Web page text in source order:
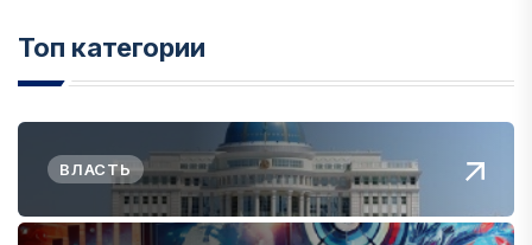
Топ категории
ВЛАСТЬ